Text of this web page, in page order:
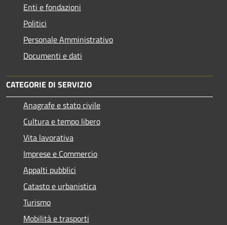
Enti e fondazioni
Politici
Personale Amministrativo
Documenti e dati
CATEGORIE DI SERVIZIO
Anagrafe e stato civile
Cultura e tempo libero
Vita lavorativa
Imprese e Commercio
Appalti pubblici
Catasto e urbanistica
Turismo
Mobilità e trasporti